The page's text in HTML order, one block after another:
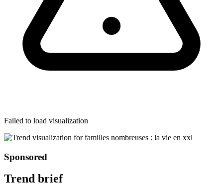
Failed to load visualization
Sponsored
Trend brief